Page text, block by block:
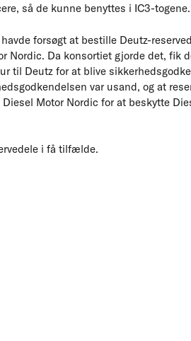
så de kunne benyttes i IC3-togene.
forsøgt at bestille Deutz-
Nordic. Da konsortiet gjorde det, fik
til Deutz for at blive
var usand, og at
Motor Nordic for at beskytte
i få tilfælde.